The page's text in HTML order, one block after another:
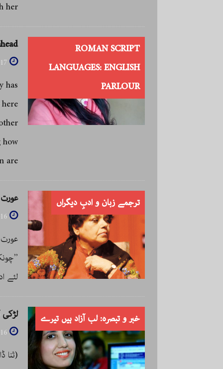
her
ROMAN SCRIPT
LANGUAGES: ENGLISH
PARLOUR
has
how
are
ترجمے زبان و ادبِ دیگراں
لئے
خبر و تبصرہ: لب آزاد ہیں تیرے
(ثنا